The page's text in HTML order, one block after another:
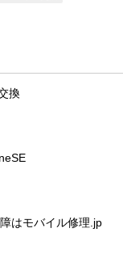
換
はモバイル修理.jp